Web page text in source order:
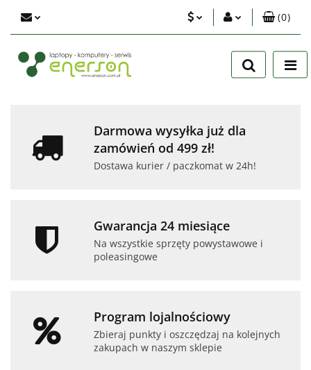
Zaloguj się
Zarejestruj się
(0)
Darmowa wysyłka już dla
zamówień od 499 zł!
Dostawa kurier / paczkomat w 24h!
Gwarancja 24 miesiące
Na wszystkie sprzęty powystawowe i
poleasingowe
Program lojalnościowy
Zbieraj punkty i oszczędzaj na kolejnych
zakupach w naszym sklepie